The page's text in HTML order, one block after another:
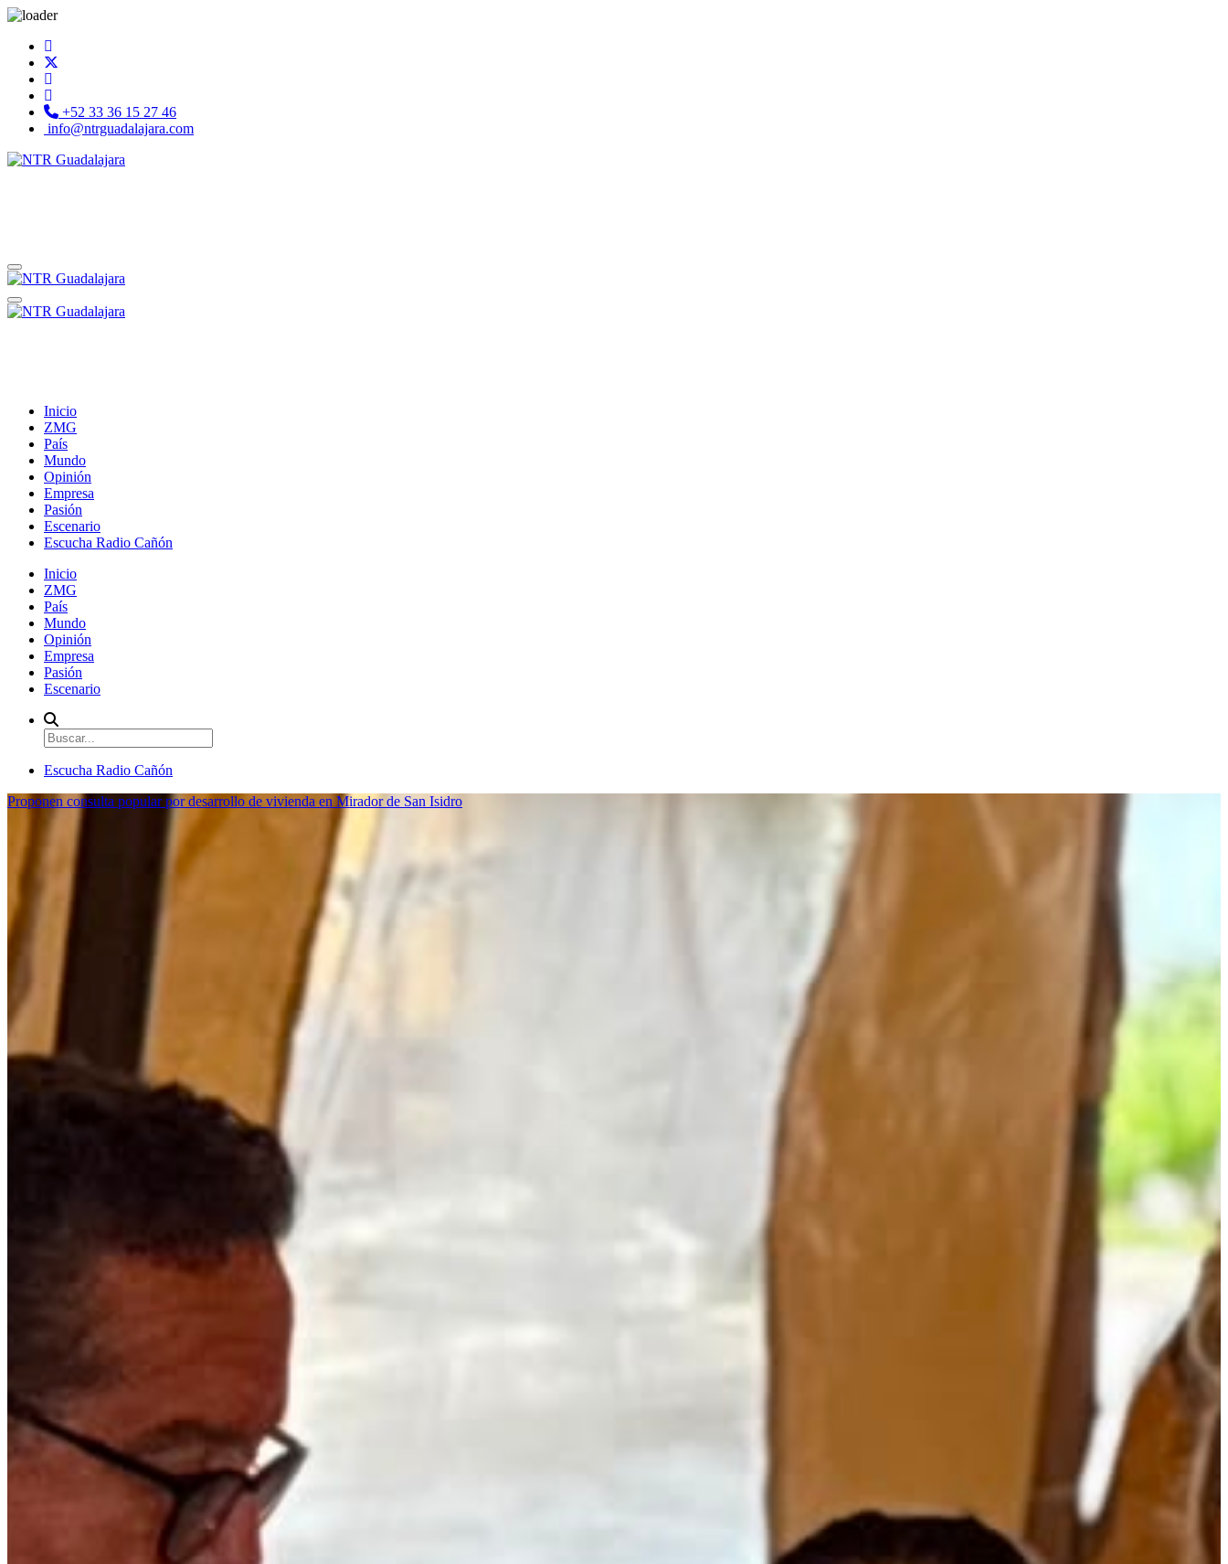
+52 33 36 15 27 46
info@ntrguadalajara.com
Inicio
ZMG
País
Mundo
Opinión
Empresa
Pasión
Escenario
Escucha Radio Cañón
Inicio
ZMG
País
Mundo
Opinión
Empresa
Pasión
Escenario
Escucha Radio Cañón
Proponen consulta popular por desarrollo de vivienda en Mirador de San Isidro